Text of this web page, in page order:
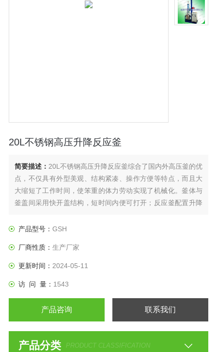
20L不锈钢高压升降反应釜
简要描述： 20L不锈钢高压升降反应釜综合了国内外高压釜的优
点，不仅具有外型美观、结构紧凑、操作方便等特点，而且大
大缩短了工作时间，使笨重的体力劳动实现了机械化。釜体与
釜盖间采用快开盖结构，短时间内便可打开；反应釜配置升降
功能。该反应釜操作简单省力，方便反应釜的出料、清洗等。
产品型号： GSH
厂商性质： 生产厂家
更新时间： 2024-05-11
访 问 量： 1543
产品咨询 联系我们
产品分类 PRODUCT CLASSIFICATION